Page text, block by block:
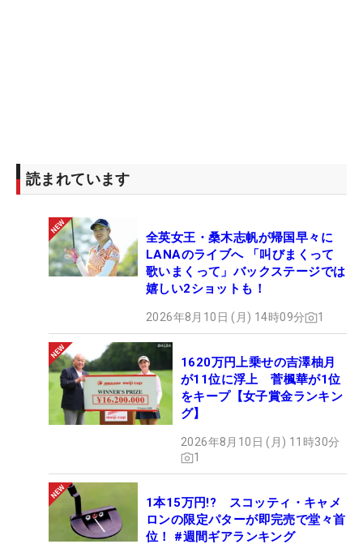
優勝の可能性を残した。ツアーを賑わせる97期生の
優勝1番乗りが、大分で誕生するのだろうか？
読まれています
全英女王・桑木志帆が帰国早々に
LANAのライブへ 「叫びまくって
歌いまくって」バックステージでは
嬉しい2ショットも！
2026年8月10日 (月) 14時09分 1
1620万円上乗せの吉澤柚月
が11位に浮上 菅楓華が1位
をキープ【女子賞金ランキン
グ】
2026年8月10日 (月) 11時30分
1
1本15万円!? スコッティ・キャメ
ロンの限定パターが即完売で堂々首
位！ #週間ギアランキング